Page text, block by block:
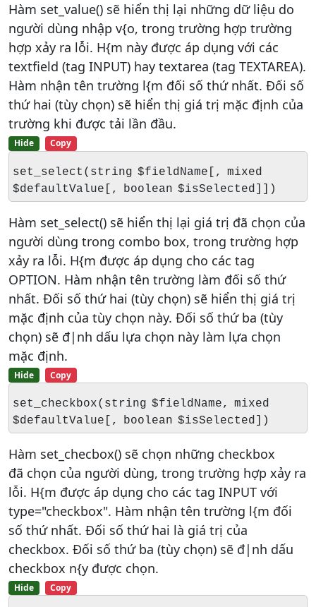
Hàm set_value() sẽ hiển thị lại những dữ liệu do
người dùng nhập v{o, trong trường hợp trường
hợp xảy ra lỗi. H{m này được áp dụng với các
textfield (tag INPUT) hay textarea (tag TEXTAREA).
Hàm nhận tên trường l{m đối số thứ nhất. Đối số
thứ hai (tùy chọn) sẽ hiển thị giá trị mặc định của
trường khi được tải lần đầu.
Hide Copy
set_select(string $fieldName[, mixed
$defaultValue[, boolean $isSelected]])
Hàm set_select() sẽ hiển thị lại giá trị đã chọn của
người dùng trong combo box, trong trường hợp
xảy ra lỗi. H{m được áp dụng cho các tag
OPTION. Hàm nhận tên trường làm đối số thứ
nhất. Đối số thứ hai (tùy chọn) sẽ hiển thị giá trị
mặc định của tùy chọn này. Đối số thứ ba (tùy
chọn) sẽ đ|nh dấu lựa chọn này làm lựa chọn
mặc định.
Hide Copy
set_checkbox(string $fieldName, mixed
$defaultValue[, boolean $isSelected])
Hàm set_checbox() sẽ chọn những checkbox
đã chọn của người dùng, trong trường hợp xảy ra
lỗi. H{m được áp dụng cho các tag INPUT với
type="checkbox". Hàm nhận tên trường l{m đối
số thứ nhất. Đối số thứ hai là giá trị của
checkbox. Đối số thứ ba (tùy chọn) sẽ đ|nh dấu
checkbox n{y được chọn.
Hide Copy